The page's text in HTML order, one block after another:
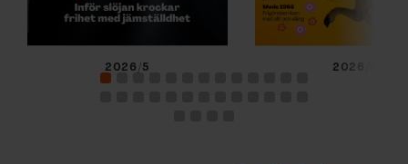
2026/5 2026/4